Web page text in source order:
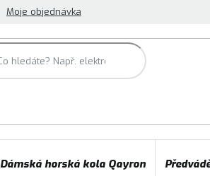
Moje objednávka
Dámská horská kola Qayron